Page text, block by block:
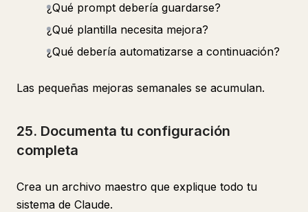
¿Qué prompt debería guardarse?
¿Qué plantilla necesita mejora?
¿Qué debería automatizarse a continuación?
Las pequeñas mejoras semanales se acumulan.
25. Documenta tu configuración
completa
Crea un archivo maestro que explique todo tu
sistema de Claude.